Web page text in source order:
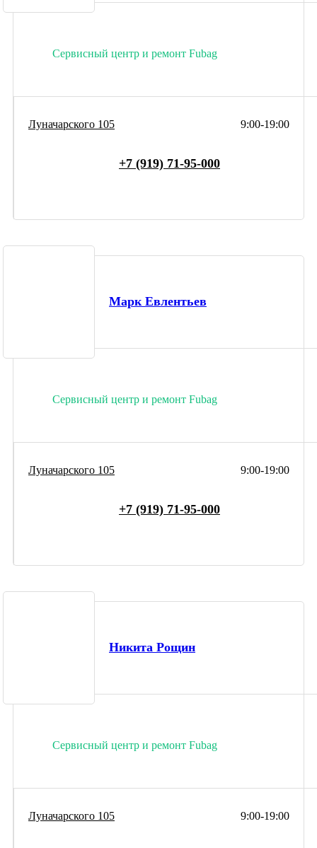
Сервисный центр и ремонт Fubag
9:00-19:00
Луначарского 105
+7 (919) 71-95-000
Марк Евлентьев
Сервисный центр и ремонт Fubag
9:00-19:00
Луначарского 105
+7 (919) 71-95-000
Никита Рощин
Сервисный центр и ремонт Fubag
9:00-19:00
Луначарского 105